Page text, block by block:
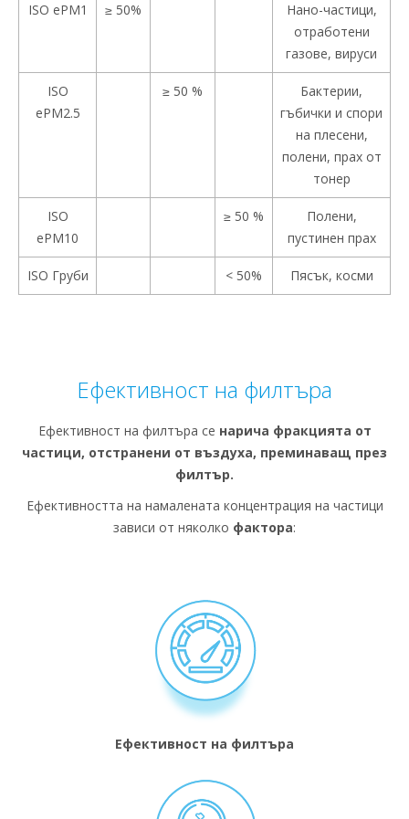
ISO ePM1 ≥ 50%
Нано-частици,
отработени
газове, вируси
ISO
ePM2.5
≥ 50 %
Бактерии,
гъбички и спори
на плесени,
полени, прах от
тонер
ISO
ePM10
≥ 50 %
Полени,
пустинен прах
ISO Груби < 50% Пясък, косми
Ефективност на филтъра
Ефективност на филтъра се нарича фракцията от
частици, отстранени от въздуха, преминаващ през
филтър.
Ефективността на намалената концентрация на частици
зависи от няколко фактора:
Ефективност на филтъра